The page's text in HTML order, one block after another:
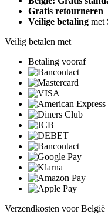
Gratis retourneren
Veilige betaling met
Veilig betalen met
Betaling vooraf
Verzendkosten voor België